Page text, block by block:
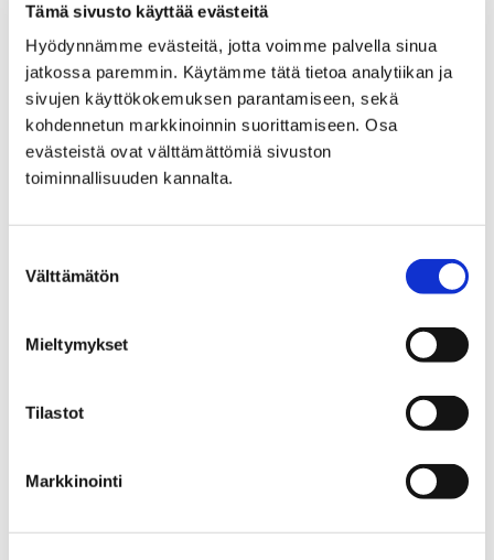
Tämä sivusto käyttää evästeitä
Hyödynnämme evästeitä, jotta voimme palvella sinua
jatkossa paremmin. Käytämme tätä tietoa analytiikan ja
sivujen käyttökokemuksen parantamiseen, sekä
kohdennetun markkinoinnin suorittamiseen. Osa
evästeistä ovat välttämättömiä sivuston
toiminnallisuuden kannalta.
valinta
Välttämätön
Mieltymykset
Tilastot
Markkinointi
vaan kokemus – oma hetki itsesi kanssa sekä jaettu tila
muiden kanssa.
Tänäkin vuonna ohjelma rakentuu monipuolisista ohjauksista
ja työpajoista, joiden tarkemmat sisällöt ja ohjaajat
julkaistaan lähempänä tapahtumaa. Päivä sopii niin
aloittelijoille kuin pidempään joogaa harrastaneille.
Tule mukaan viettämään kesäpäivää liikkeen, levon ja
Urheilu ja liikunta